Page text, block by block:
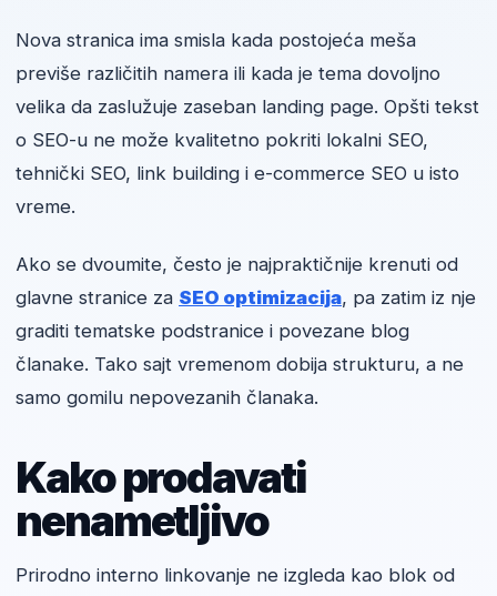
Nova stranica ima smisla kada postojeća meša
previše različitih namera ili kada je tema dovoljno
velika da zaslužuje zaseban landing page. Opšti tekst
o SEO-u ne može kvalitetno pokriti lokalni SEO,
tehnički SEO, link building i e-commerce SEO u isto
vreme.
Ako se dvoumite, često je najpraktičnije krenuti od
glavne stranice za SEO optimizacija, pa zatim iz nje
graditi tematske podstranice i povezane blog
članake. Tako sajt vremenom dobija strukturu, a ne
samo gomilu nepovezanih članaka.
Kako prodavati
nenametljivo
Prirodno interno linkovanje ne izgleda kao blok od